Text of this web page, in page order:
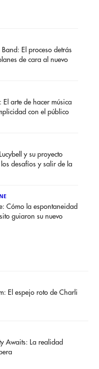
El proceso detrás
de cara al nuevo
El arte de hacer música
con el público
y su proyecto
desafíos y salir de la
Cómo la espontaneidad
guiaron su nuevo
El espejo roto de Charli
Awaits: La realidad